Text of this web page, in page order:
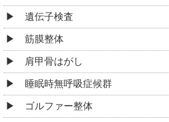
遺伝子検査
筋膜整体
肩甲骨はがし
睡眠時無呼吸症候群
ゴルファー整体